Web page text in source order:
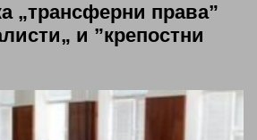
„трансферни права”
и ”крепостни